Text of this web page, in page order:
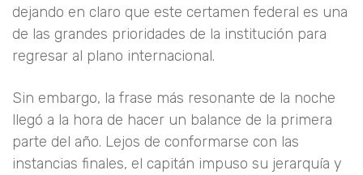
dejando en claro que este certamen federal es una
de las grandes prioridades de la institución para
regresar al plano internacional.
Sin embargo, la frase más resonante de la noche
llegó a la hora de hacer un balance de la primera
parte del año. Lejos de conformarse con las
instancias finales, el capitán impuso su jerarquía y